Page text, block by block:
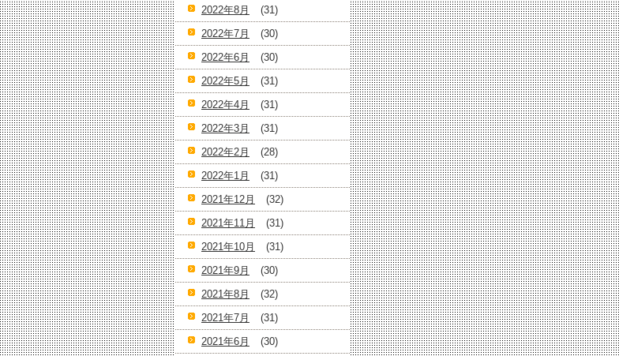
2022年8月
(31)
2022年7月
(30)
2022年6月
(30)
2022年5月
(31)
2022年4月
(31)
2022年3月
(31)
2022年2月
(28)
2022年1月
(31)
2021年12月
(32)
2021年11月
(31)
2021年10月
(31)
2021年9月
(30)
2021年8月
(32)
2021年7月
(31)
2021年6月
(30)